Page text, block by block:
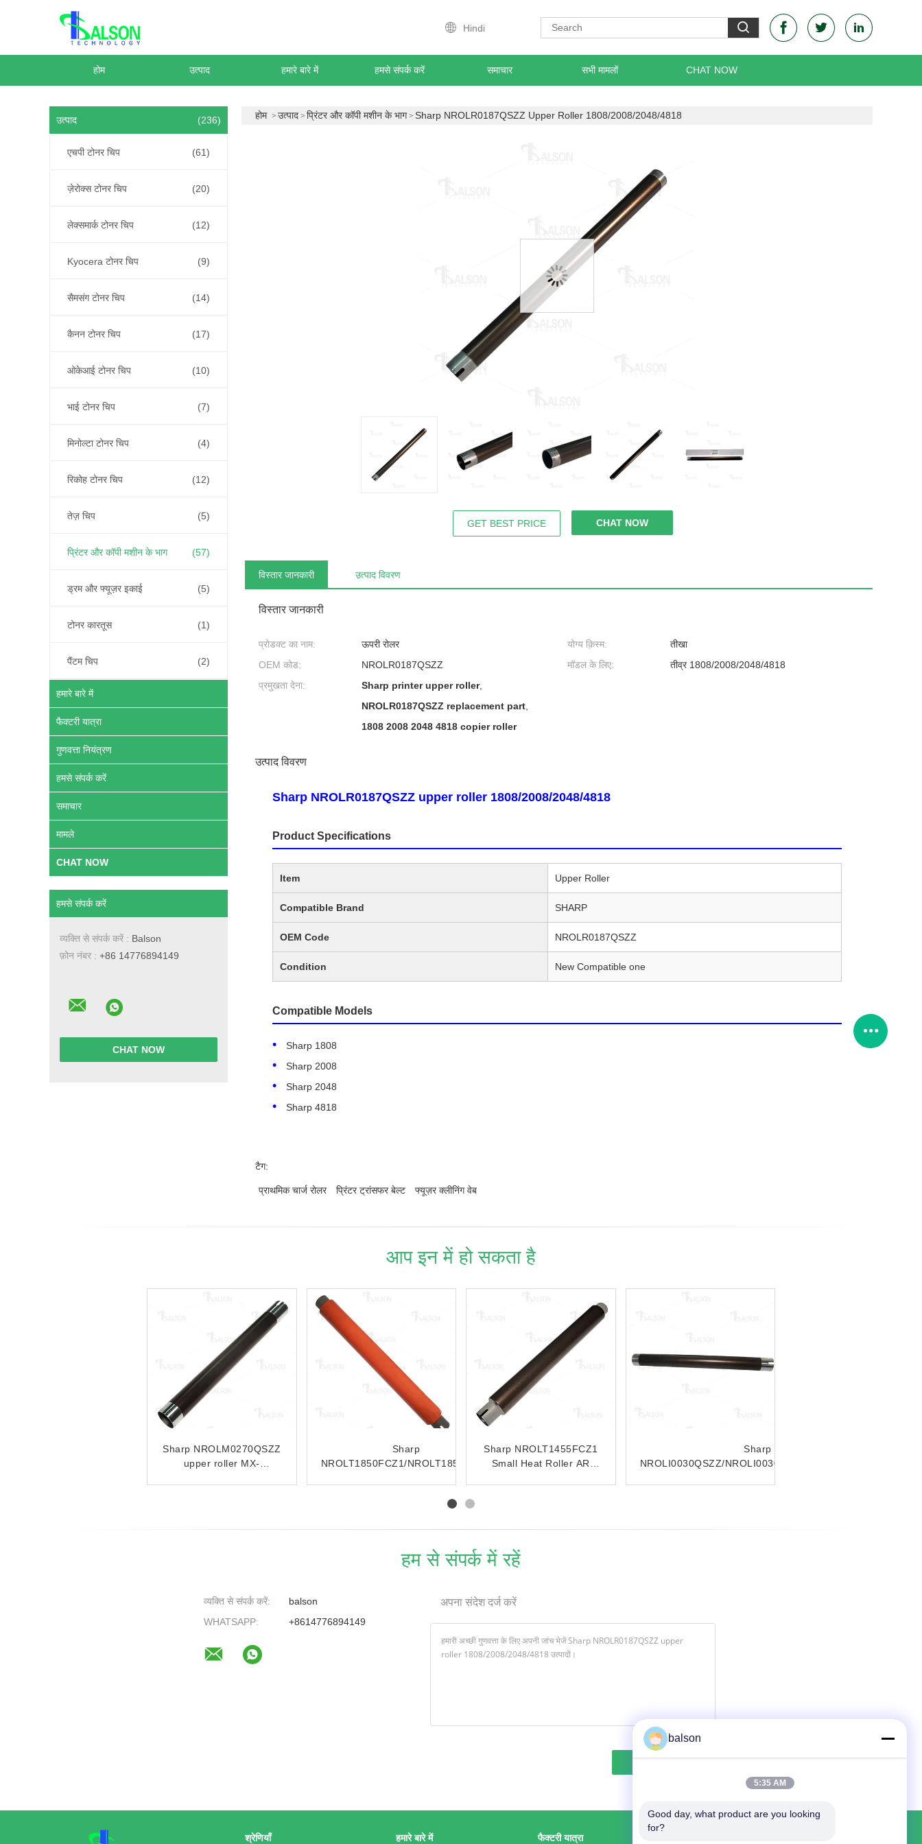
Hindi
होम उत्पाद हमारे बारे में हमसे संपर्क करें समाचार सभी मामलों CHAT NOW
उत्पाद (236)
एचपी टोनर चिप (61)
ज़ेरोक्स टोनर चिप (20)
लेक्समार्क टोनर चिप (12)
Kyocera टोनर चिप (9)
सैमसंग टोनर चिप (14)
कैनन टोनर चिप (17)
ओकेआई टोनर चिप (10)
भाई टोनर चिप (7)
मिनोल्टा टोनर चिप (4)
रिकोह टोनर चिप (12)
तेज़ चिप (5)
प्रिंटर और कॉपी मशीन के भाग (57)
ड्रम और फ्यूज़र इकाई (5)
टोनर कारतूस (1)
पैंटम चिप (2)
हमारे बारे में
फैक्टरी यात्रा
गुणवत्ता नियंत्रण
हमसे संपर्क करें
समाचार
मामले
CHAT NOW
हमसे संपर्क करें
व्यक्ति से संपर्क करें : Balson
फ़ोन नंबर : +86 14776894149
CHAT NOW
होम उत्पाद प्रिंटर और कॉपी मशीन के भाग Sharp NROLR0187QSZZ Upper Roller 1808/2008/2048/4818
GET BEST PRICE CHAT NOW
विस्तार जानकारी उत्पाद विवरण
विस्तार जानकारी
प्रोडक्ट का नाम: ऊपरी रोलर योग्य क़िस्म:
तीखा
OEM कोड:
NROLR0187QSZZ मॉडल के लिए:
तीव्र 1808/2008/2048/4818
प्रमुखता देना:
Sharp printer upper roller,
NROLR0187QSZZ replacement part
1808 2008 2048 4818 copier roller
उत्पाद विवरण
Sharp NROLR0187QSZZ upper roller 1808/2008/2048/4818
Product Specifications
Item Upper Roller
Compatible Brand SHARP
OEM Code NROLR0187QSZZ
Condition New Compatible one
Compatible Models
Sharp 1808
Sharp 2008
Sharp 2048
Sharp 4818
टैग:
प्राथमिक चार्ज रोलर प्रिंटर ट्रांसफर बेल्ट फ्यूज़र क्लीनिंग वेब
आप इन में हो सकता है
NROLI0030QSZZ/NROLI0030FCZZ/AR160UH/AR-
Sharp NROLT1549FCZZ
Upper Roller AR-
Sharp NROLM0129QSZZ
upper roller MX-
Sharp NROLI1797FCZZ
upper roller MX-
Sharp NROLM1748FCZZ
Upper Roller MX-
हम से संपर्क में रहें
व्यक्ति से संपर्क करें:
balson
WHATSAPP:
+8614776894149
अपना संदेश दर्ज करें
श्रेणियाँ हमारे बारे में फैक्टरी यात्रा
balson
5:35 AM
Good day, what product are you looking
for?